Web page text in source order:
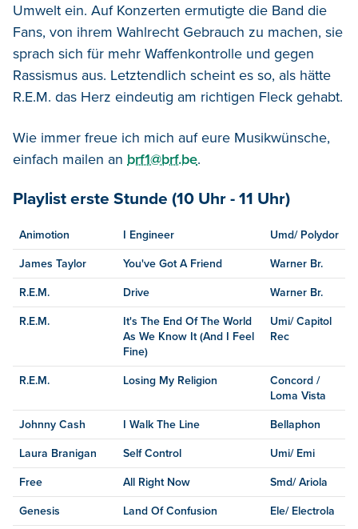
Umwelt ein. Auf Konzerten ermutigte die Band die
Fans, von ihrem Wahlrecht Gebrauch zu machen, sie
sprach sich für mehr Waffenkontrolle und gegen
Rassismus aus. Letztendlich scheint es so, als hätte
R.E.M. das Herz eindeutig am richtigen Fleck gehabt.
Wie immer freue ich mich auf eure Musikwünsche,
einfach mailen an brf1@brf.be.
Playlist erste Stunde (10 Uhr - 11 Uhr)
Animotion I Engineer Umd/ Polydor
James Taylor You've Got A Friend Warner Br.
R.E.M. Drive Warner Br.
R.E.M.
It's The End Of The World
As We Know It (And I Feel
Fine)
Umi/ Capitol
Rec
R.E.M. Losing My Religion
Concord /
Loma Vista
Johnny Cash I Walk The Line Bellaphon
Laura Branigan Self Control Umi/ Emi
Free All Right Now Smd/ Ariola
Genesis Land Of Confusion Ele/ Electrola